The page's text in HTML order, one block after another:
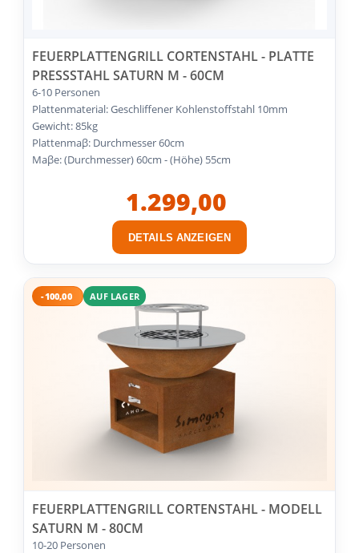
FEUERPLATTENGRILL CORTENSTAHL - PLATTE
PRESSSTAHL SATURN M - 60CM
6-10 Personen
Plattenmaterial: Geschliffener Kohlenstoffstahl 10mm
Gewicht: 85kg
Plattenmaβ: Durchmesser 60cm
Maβe: (Durchmesser) 60cm - (Höhe) 55cm
1.299,00
DETAILS ANZEIGEN
-100,00 AUF LAGER
FEUERPLATTENGRILL CORTENSTAHL - MODELL
SATURN M - 80CM
10-20 Personen